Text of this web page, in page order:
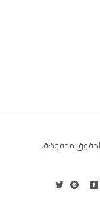
محفوظة.